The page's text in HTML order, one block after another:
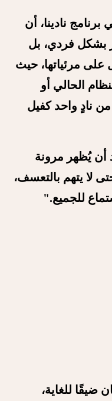
نادينا، أن
بشكل فردي، بل
على مرئياتها، حيث
الحالي أو
نادٍ واحد كفيل
أن يُظهر مرونة
لا يتهم بالتعسف،
للجميع."
ضيقًا للغاية،